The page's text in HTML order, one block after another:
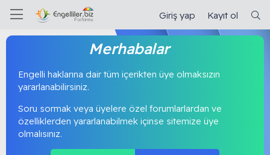
Giriş yap Kayıt ol
Merhabalar
Engelli haklarına dair tüm içerikten üye olmaksızın
yararlanabilirsiniz.
Soru sormak veya üyelere özel forumlarlardan ve
özelliklerden yararlanabilmek içinse sitemize üye
olmalısınız.